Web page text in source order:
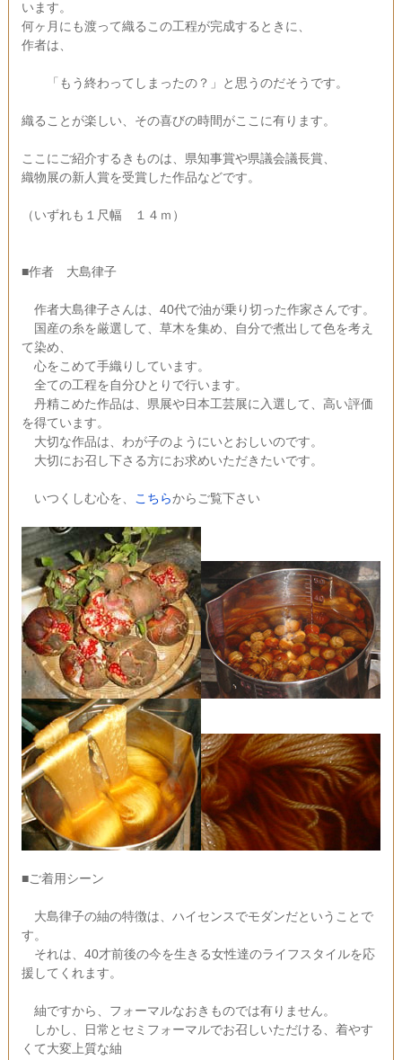
います。
何ヶ月にも渡って織るこの工程が完成するときに、
作者は、
「もう終わってしまったの？」と思うのだそうです。
織ることが楽しい、その喜びの時間がここに有ります。
ここにご紹介するきものは、県知事賞や県議会議長賞、
織物展の新人賞を受賞した作品などです。
（いずれも１尺幅 １４ｍ）
■作者 大島律子
作者大島律子さんは、40代で油が乗り切った作家さんです。
国産の糸を厳選して、草木を集め、自分で煮出して色を考え
て染め、
心をこめて手織りしています。
全ての工程を自分ひとりで行います。
丹精こめた作品は、県展や日本工芸展に入選して、高い評価
を得ています。
大切な作品は、わが子のようにいとおしいのです。
大切にお召し下さる方にお求めいただきたいです。
いつくしむ心を、 こちらからご覧下さい
■ご着用シーン
大島律子の紬の特徴は、ハイセンスでモダンだということで
す。
それは、40才前後の今を生きる女性達のライフスタイルを応
援してくれます。
紬ですから、フォーマルなおきものでは有りません。
しかし、日常とセミフォーマルでお召しいただける、着やす
くて大変上質な紬